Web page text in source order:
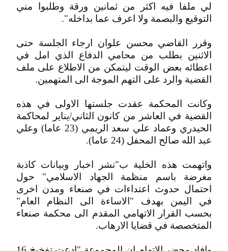
لي ملفا فيه اكثر من ثمانين ورقة وطلبوا مني
التوقيع والبصمة ولا اعرف عما بداخله".
وقرر القاضي محسن علوان ارجاء الجلسة حتى
الاثنين بطلب من محامي الدفاع الذي امل في
اعطائه بعض الوقت ليتمكن من الاطلاع على ملف
القضية والرد على التهم الموجة الى المتهمين.
وكانت المحكمة عقدت جلستها الاولى في هذه
القضية في العاشر من كانون الثاني/يناير لمحاكمة
الحيدري وعماد علي سعد الريمي (23 عاما) وعلي
عبد الله صالح المحفل (24 عاما).
واتهمت هذه الخلية ب"نشر اخبار وبيانات كاذبة
مغرضة باسم منظمة الجهاد الاسلامي" حول
احتمال حدوث اعتداءات في صنعاء ومدن اخرى
في اليمن بهدف "الاساءة الى النظام العام"
بحسب القرار الاتهامي المقدم الى محكمة صنعاء
المتخصصة في قضايا الارهاب.